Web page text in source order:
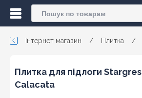
Інтернет магазин / Плитка /
Плитка для підлоги Stargres
Calacata